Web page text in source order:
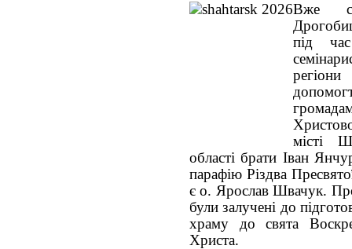
Вже
під
місті
області брати Іван
парафію Різдва
є о. Ярослав Швачук.
були залучені до
храму до свята
Христа.